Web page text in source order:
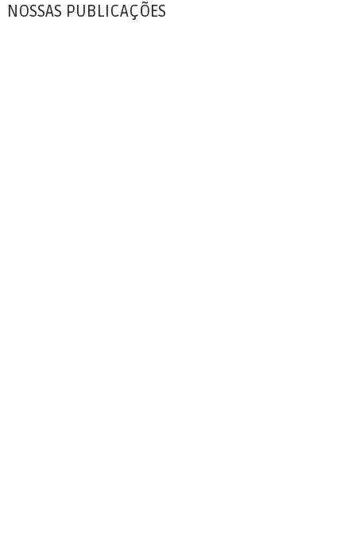
NOSSAS PUBLICAÇÕES